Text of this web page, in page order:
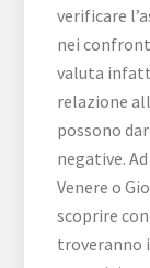
verificare
nei
valuta
relazione
possono
negative.
Venere o
scoprire
troveranno